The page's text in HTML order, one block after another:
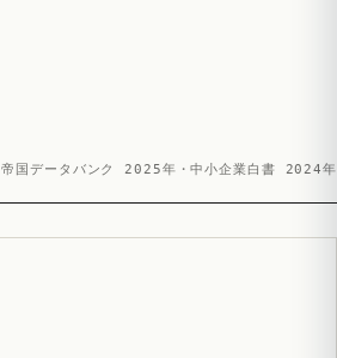
帝国データバンク 2025年・中小企業白書 2024年